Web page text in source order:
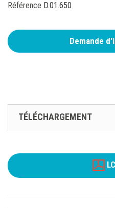
Référence D.01.650
Demande
TÉLÉCHARGEMENT